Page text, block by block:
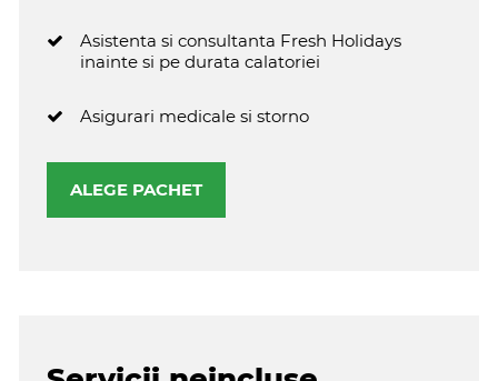
Asistenta si consultanta Fresh Holidays
inainte si pe durata calatoriei
Asigurari medicale si storno
ALEGE PACHET